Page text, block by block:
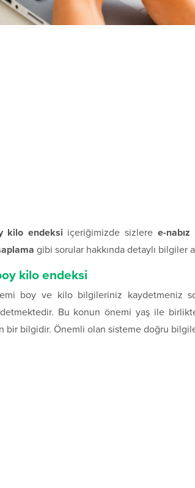
kilo endeksi içeriğimizde sizlere e-
gibi sorular hakkında detaylı bilgiler
kilo endeksi
boy ve kilo bilgileriniz kaydetmeniz
Bu konun önemi yaş ile
bir bilgidir. Önemli olan sisteme doğru